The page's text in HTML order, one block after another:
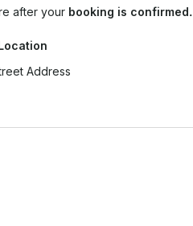
after your booking is confirmed.
Address